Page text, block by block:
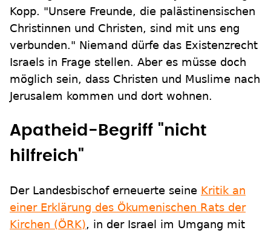
Kopp. "Unsere Freunde, die palästinensischen
Christinnen und Christen, sind mit uns eng
verbunden." Niemand dürfe das Existenzrecht
Israels in Frage stellen. Aber es müsse doch
möglich sein, dass Christen und Muslime nach
Jerusalem kommen und dort wohnen.
Apatheid-Begriff "nicht
hilfreich"
Der Landesbischof erneuerte seine Kritik an
einer Erklärung des Ökumenischen Rats der
Kirchen (ÖRK), in der Israel im Umgang mit